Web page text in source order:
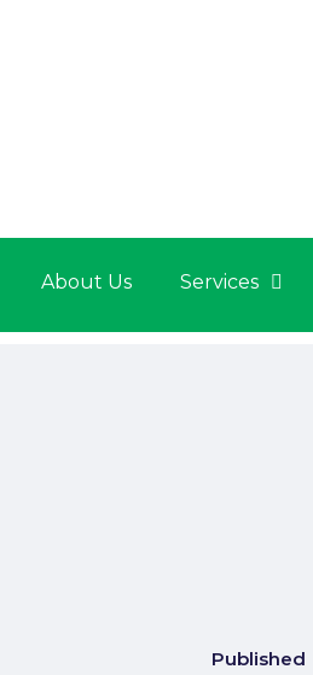
About Us Services
Published